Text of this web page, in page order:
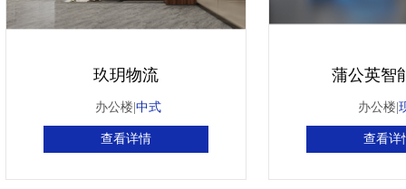
玖玥物流
办公楼|中式
查看详情
蒲公英智
办公楼|
查看详